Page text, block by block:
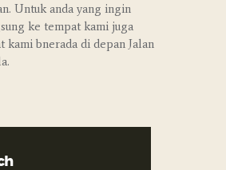
Untuk anda yang ingin
ke tempat kami juga
kami bnerada di depan Jalan